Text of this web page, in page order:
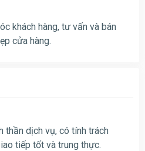
khách hàng, tư vấn và bán
cửa hàng.
thần dịch vụ, có tính trách
tiếp tốt và trung thực.